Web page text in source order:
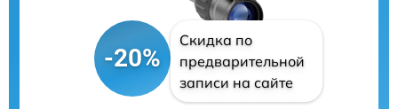
-20%
Скидка по
предварительной
записи на сайте